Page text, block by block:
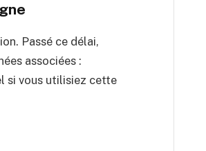
Passé ce délai,
associées :
si vous utilisiez cette